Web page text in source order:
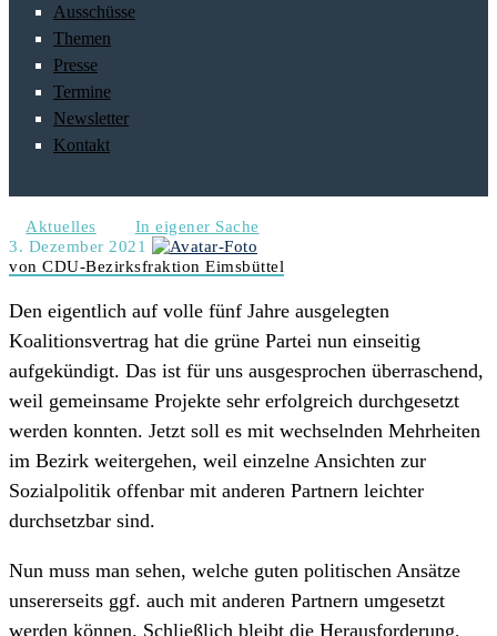
Ausschüsse
Themen
Presse
Termine
Newsletter
Kontakt
Aktuelles
In eigener Sache
3. Dezember 2021
von CDU-Bezirksfraktion Eimsbüttel
Den eigentlich auf volle fünf Jahre ausgelegten
Koalitionsvertrag hat die grüne Partei nun einseitig
aufgekündigt. Das ist für uns ausgesprochen überraschend,
weil gemeinsame Projekte sehr erfolgreich durchgesetzt
werden konnten. Jetzt soll es mit wechselnden Mehrheiten
im Bezirk weitergehen, weil einzelne Ansichten zur
Sozialpolitik offenbar mit anderen Partnern leichter
durchsetzbar sind.
Nun muss man sehen, welche guten politischen Ansätze
unsererseits ggf. auch mit anderen Partnern umgesetzt
werden können. Schließlich bleibt die Herausforderung,